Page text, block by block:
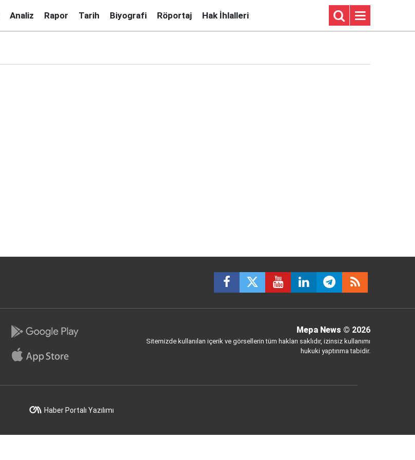
Analiz Rapor Tarih Biyografi Röportaj Hak İhlalleri
Mepa News © 2026
Sitemizde kullanılan içerik ve görsellerin tüm hakları saklıdır, izinsiz kullanımı
hukuki yaptırıma tabidir.
Haber Portalı Yazılımı